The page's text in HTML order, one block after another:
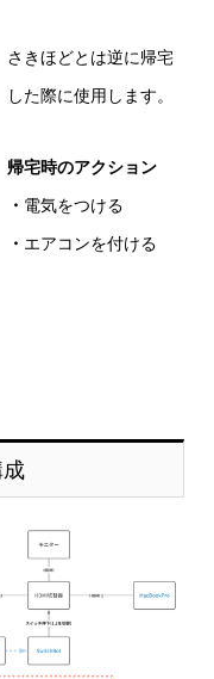
さきほどとは逆に帰宅
した際に使用します。
帰宅時のアクション
・ 電気をつける
・ エアコンを付ける